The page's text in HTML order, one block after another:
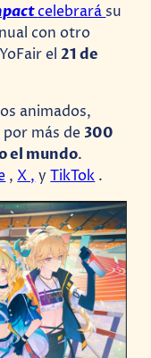
celebrará su
con otro
el21 de
animados,
más de 300
el mundo.
,X , yTikTok .